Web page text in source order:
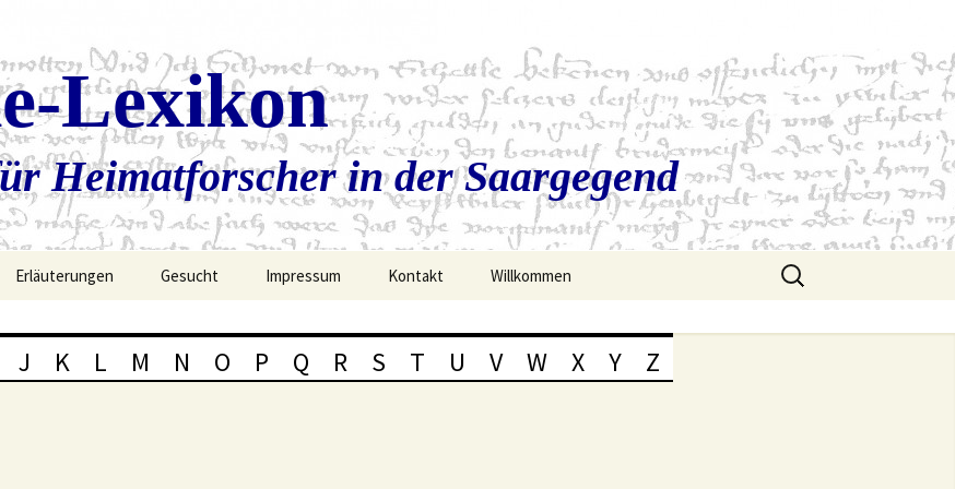
Lexikon
Heimatforscher in der Saargegend
Erläuterungen Gesucht Impressum Kontakt Willkommen
Suchen
nach:
J K L M N O P Q R S T U V W X Y Z